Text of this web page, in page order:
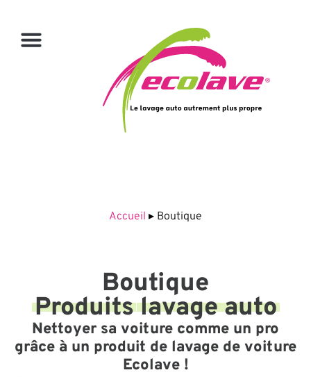
Accueil ▸ Boutique
Boutique
Produitslavage auto
Nettoyer sa voiture comme un pro
grâce à un produit de lavage de voiture
Ecolave !